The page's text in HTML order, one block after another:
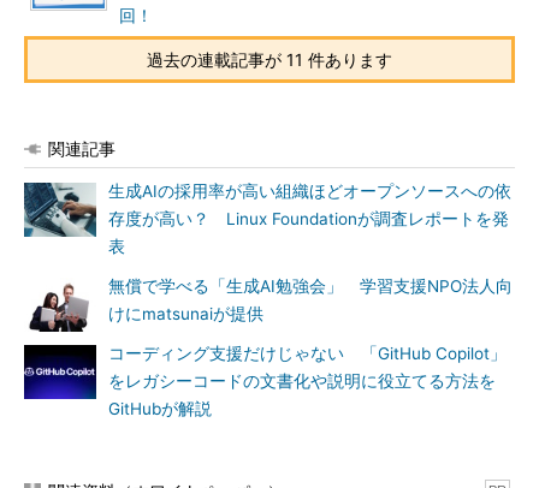
回！
過去の連載記事が 11 件あります
関連記事
生成AIの採用率が高い組織ほどオープンソースへの依
存度が高い？ Linux Foundationが調査レポートを発
表
無償で学べる「生成AI勉強会」 学習支援NPO法人向
けにmatsunaiが提供
コーディング支援だけじゃない 「GitHub Copilot」
をレガシーコードの文書化や説明に役立てる方法を
GitHubが解説